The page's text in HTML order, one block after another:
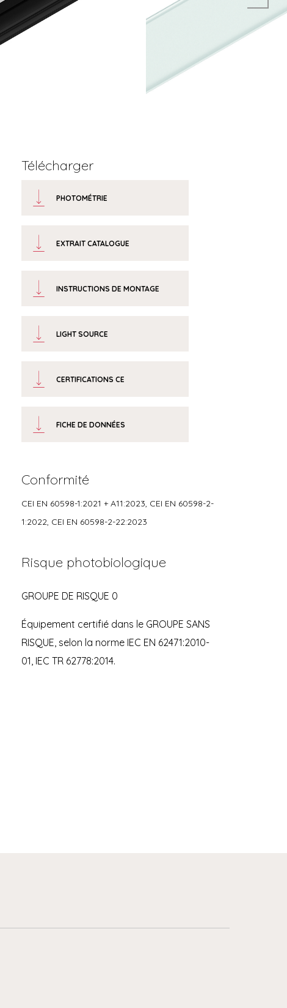
Télécharger
PHOTOMÉTRIE
EXTRAIT CATALOGUE
INSTRUCTIONS DE MONTAGE
LIGHT SOURCE
CERTIFICATIONS CE
FICHE DE DONNÉES
Conformité
CEI EN 60598-1:2021 + A11:2023, CEI EN 60598-2-
1:2022, CEI EN 60598-2-22:2023
Risque photobiologique
GROUPE DE RISQUE 0
Équipement certifié dans le GROUPE SANS
RISQUE, selon la norme IEC EN 62471:2010-
01, IEC TR 62778:2014.